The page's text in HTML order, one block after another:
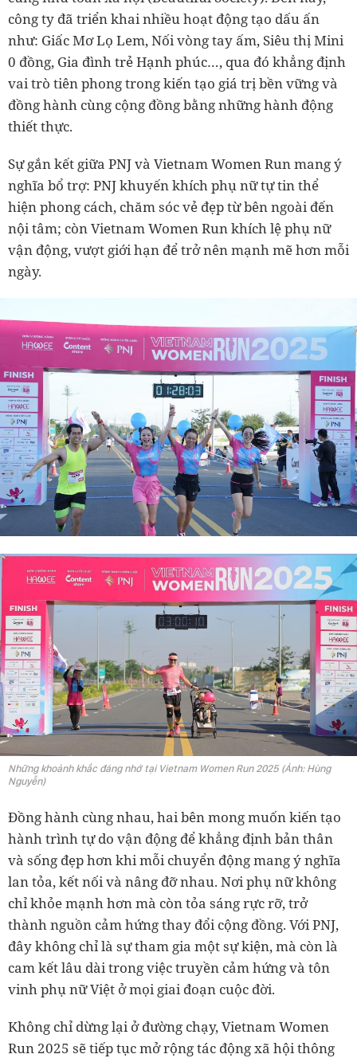
công ty đã triển khai nhiều hoạt động tạo dấu ấn
như: Giấc Mơ Lọ Lem, Nối vòng tay ấm, Siêu thị Mini
0 đồng, Gia đình trẻ Hạnh phúc…, qua đó khẳng định
vai trò tiên phong trong kiến tạo giá trị bền vững và
đồng hành cùng cộng đồng bằng những hành động
thiết thực.
Sự gắn kết giữa PNJ và Vietnam Women Run mang ý
nghĩa bổ trợ: PNJ khuyến khích phụ nữ tự tin thể
hiện phong cách, chăm sóc vẻ đẹp từ bên ngoài đến
nội tâm; còn Vietnam Women Run khích lệ phụ nữ
vận động, vượt giới hạn để trở nên mạnh mẽ hơn mỗi
ngày.
Những khoảnh khắc đáng nhớ tại Vietnam Women Run 2025 (Ảnh: Hùng
Nguyễn)
Đồng hành cùng nhau, hai bên mong muốn kiến tạo
hành trình tự do vận động để khẳng định bản thân
và sống đẹp hơn khi mỗi chuyển động mang ý nghĩa
lan tỏa, kết nối và nâng đỡ nhau. Nơi phụ nữ không
chỉ khỏe mạnh hơn mà còn tỏa sáng rực rỡ, trở
thành nguồn cảm hứng thay đổi cộng đồng. Với PNJ,
đây không chỉ là sự tham gia một sự kiện, mà còn là
cam kết lâu dài trong việc truyền cảm hứng và tôn
vinh phụ nữ Việt ở mọi giai đoạn cuộc đời.
Không chỉ dừng lại ở đường chạy, Vietnam Women
Run 2025 sẽ tiếp tục mở rộng tác động xã hội thông